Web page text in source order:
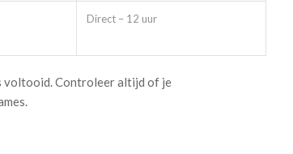
Direct – 12 uur
voltooid. Controleer altijd of je